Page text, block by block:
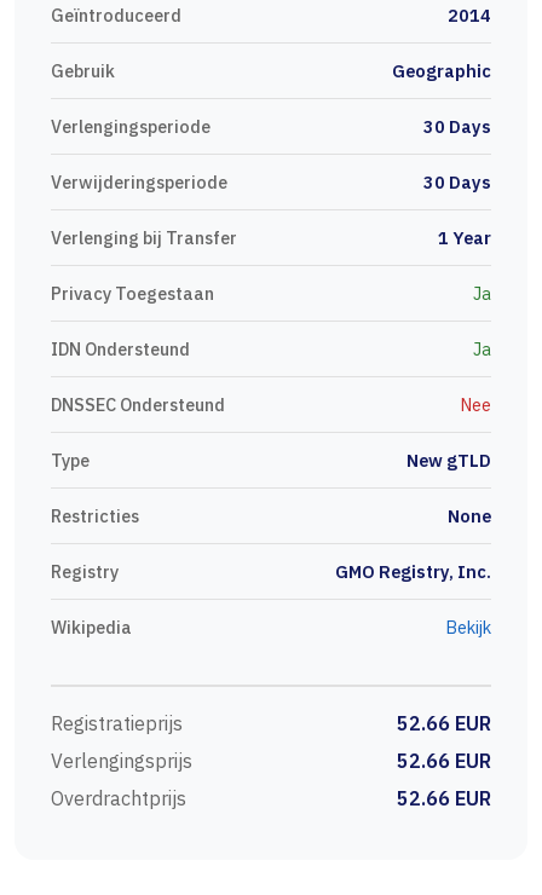
Geïntroduceerd 2014
Gebruik Geographic
Verlengingsperiode 30 Days
Verwijderingsperiode 30 Days
Verlenging bij Transfer 1 Year
Privacy Toegestaan Ja
IDN Ondersteund Ja
DNSSEC Ondersteund Nee
Type New gTLD
Restricties None
Registry GMO Registry, Inc.
Wikipedia Bekijk
Registratieprijs
52.66 EUR
Verlengingsprijs
52.66 EUR
Overdrachtprijs
52.66 EUR